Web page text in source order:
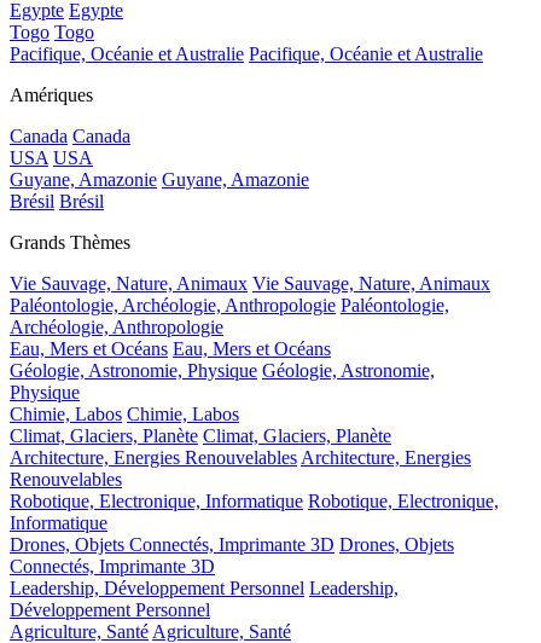
Egypte Egypte
Togo Togo
Pacifique, Océanie et Australie Pacifique, Océanie et Australie
Amériques
Canada Canada
USA USA
Guyane, Amazonie Guyane, Amazonie
Brésil Brésil
Grands Thèmes
Vie Sauvage, Nature, Animaux Vie Sauvage, Nature, Animaux
Paléontologie, Archéologie, Anthropologie Paléontologie,
Archéologie, Anthropologie
Eau, Mers et Océans Eau, Mers et Océans
Géologie, Astronomie, Physique Géologie, Astronomie,
Physique
Chimie, Labos Chimie, Labos
Climat, Glaciers, Planète Climat, Glaciers, Planète
Architecture, Energies Renouvelables Architecture, Energies
Renouvelables
Robotique, Electronique, Informatique Robotique, Electronique,
Informatique
Drones, Objets Connectés, Imprimante 3D Drones, Objets
Connectés, Imprimante 3D
Leadership, Développement Personnel Leadership,
Développement Personnel
Agriculture, Santé Agriculture, Santé